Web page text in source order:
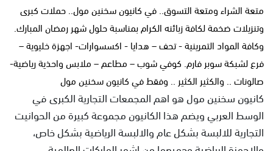
متعة الشراء ومتعة التسوق.. في كانيون سخنين مول.. حملات كبرى
وتنزيلات ضخمة لكافة زبائنه الكرام بمناسبة حلول شهر رمضان المبارك.
وكافة المواد التمرينية - تحف – هدايا - اكسسوارات- اجهزة خليوية –
فرع لشبكة سوبر فارم. كوفي شوب – مطاعم – ملابس واحذية رياضية-
صالونات .. والكثير الكثير .. وفقط في كانيون سخنين مول
كانيون سخنين مول هو اهم المجمعات التجارية الكبرى في
الوسط العربي ويضم هذا الكانيون مجموعة كبيرة من الحوانيت
التجارية للالبسة بشكل عام والالبسة الرياضية بشكل خاص،